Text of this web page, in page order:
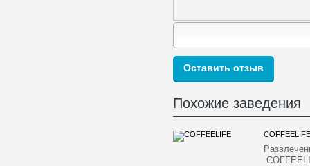
Похожие заведения
COFFEELIFE